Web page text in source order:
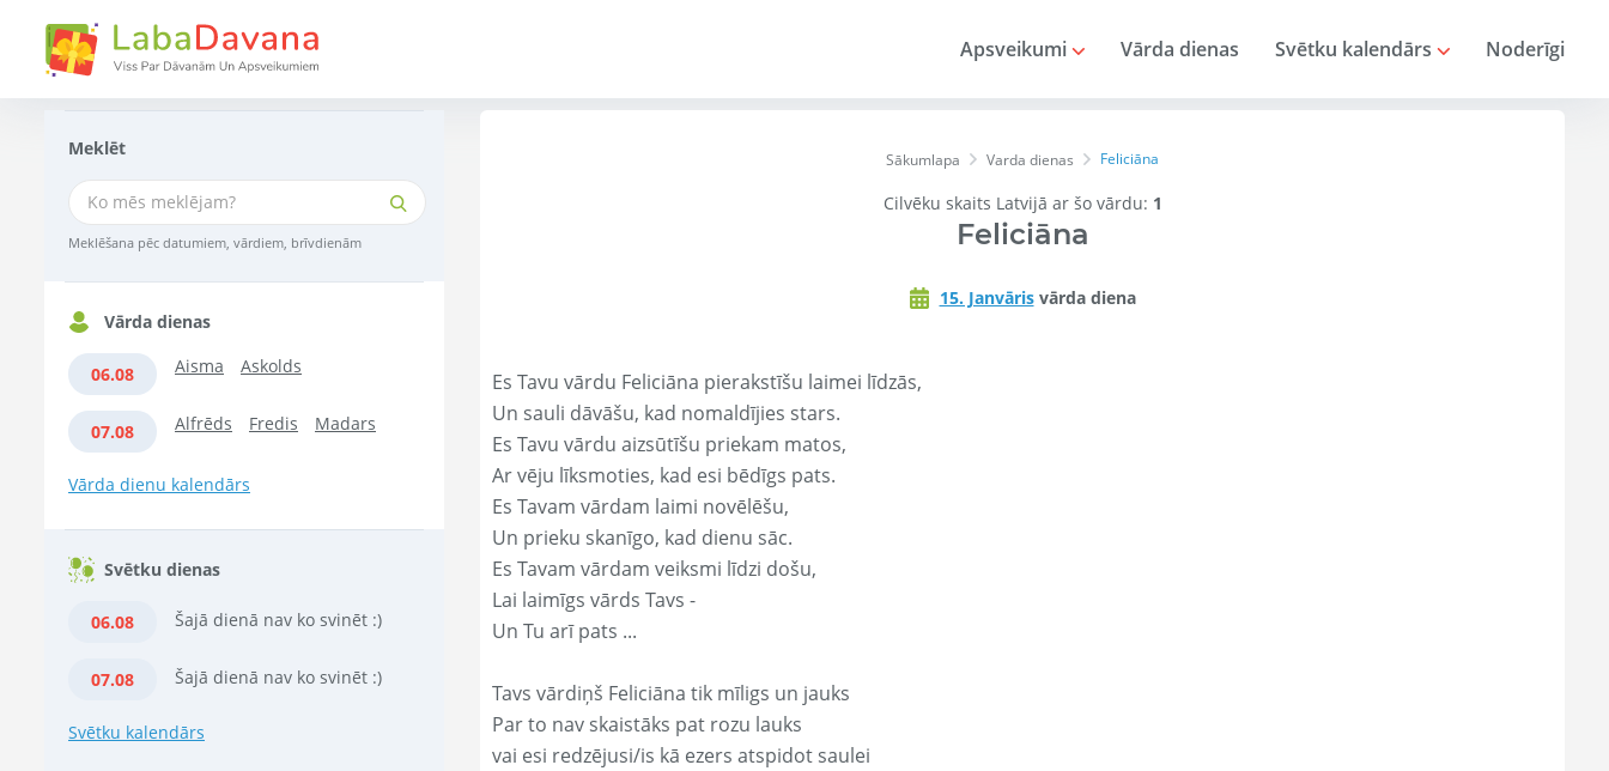
Apsveikumi Vārda dienas Svētku kalendārs Noderīgi
Meklēt
Meklēšana pēc datumiem, vārdiem, brīvdienām
Vārda dienas
06.08 Aisma Askolds
07.08 Alfrēds Fredis Madars
Vārda dienu kalendārs
Svētku dienas
06.08 Šajā dienā nav ko svinēt :)
07.08 Šajā dienā nav ko svinēt :)
Svētku kalendārs
Sākumlapa Varda dienas Feliciāna
Cilvēku skaits Latvijā ar šo vārdu: 1
Feliciāna
15. Janvārisvārda diena
Es Tavu vārdu Feliciāna pierakstīšu laimei līdzās,
Un sauli dāvāšu, kad nomaldījies stars.
Es Tavu vārdu aizsūtīšu priekam matos,
Ar vēju līksmoties, kad esi bēdīgs pats.
Es Tavam vārdam laimi novēlēšu,
Un prieku skanīgo, kad dienu sāc.
Es Tavam vārdam veiksmi līdzi došu,
Lai laimīgs vārds Tavs -
Un Tu arī pats ...
Tavs vārdiņš Feliciāna tik mīligs un jauks
Par to nav skaistāks pat rozu lauks
vai esi redzējusi/is kā ezers atspidot saulei